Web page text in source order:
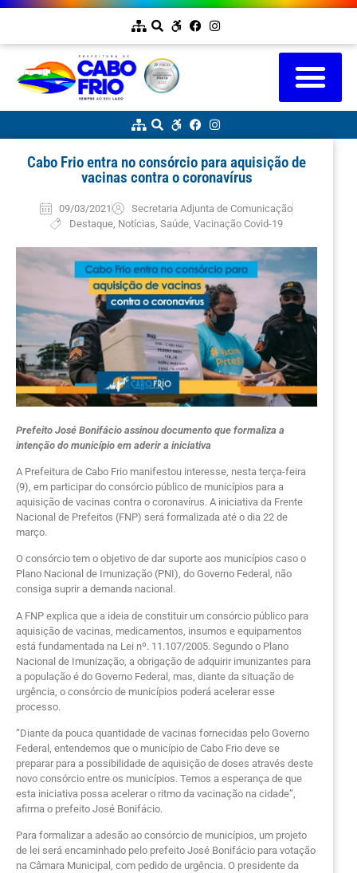
Cabo Frio entra no consórcio para aquisição de
vacinas contra o coronavírus
09/03/2021
Secretaria Adjunta de Comunicação
Destaque, Notícias Saúde, Vacinação Covid-19
Prefeito José Bonifácio assinou documento que formaliza a
intenção do município em aderir a iniciativa
A Prefeitura de Cabo Frio manifestou interesse, nesta terça-feira
(9), em participar do consórcio público de municípios para a
aquisição de vacinas contra o coronavírus. A iniciativa da Frente
Nacional de Prefeitos (FNP) será formalizada até o dia 22 de
março.
O consórcio tem o objetivo de dar suporte aos municípios caso o
Plano Nacional de Imunização (PNI), do Governo Federal, não
consiga suprir a demanda nacional.
A FNP explica que a ideia de constituir um consórcio público para
aquisição de vacinas, medicamentos, insumos e equipamentos
está fundamentada na Lei nº. 11.107/2005. Segundo o Plano
Nacional de Imunização, a obrigação de adquirir imunizantes para
a população é do Governo Federal, mas, diante da situação de
urgência, o consórcio de municípios poderá acelerar esse
processo.
“Diante da pouca quantidade de vacinas fornecidas pelo Governo
Federal, entendemos que o município de Cabo Frio deve se
preparar para a possibilidade de aquisição de doses através deste
novo consórcio entre os municípios. Temos a esperança de que
esta iniciativa possa acelerar o ritmo da vacinação na cidade”,
afirma o prefeito José Bonifácio.
Para formalizar a adesão ao consórcio de municípios, um projeto
de lei será encaminhado pelo prefeito José Bonifácio para votação
na Câmara Municipal, com pedido de urgência. O presidente da